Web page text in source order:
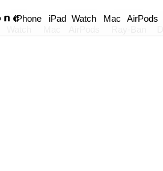
AirPods
Mac
Watch
iPad
iPhone